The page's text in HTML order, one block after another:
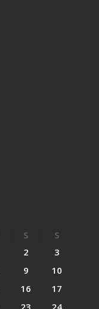
S
S
2
3
9
10
16
17